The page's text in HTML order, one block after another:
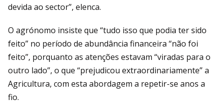
devida ao sector”, elenca.
O agrónomo insiste que “tudo isso que podia ter sido
feito” no período de abundância financeira “não foi
feito”, porquanto as atenções estavam “viradas para o
outro lado”, o que “prejudicou extraordinariamente” a
Agricultura, com esta abordagem a repetir-se anos a
fio.